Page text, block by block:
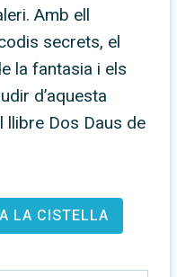
Amb ell
secrets, el
la fantasia i els
d’aquesta
Dos Daus de
LA CISTELLA